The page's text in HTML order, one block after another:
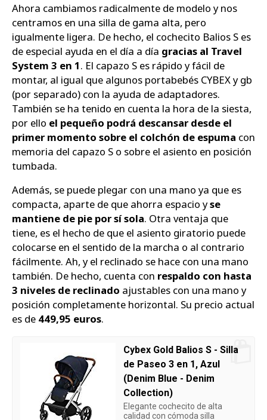
Ahora cambiamos radicalmente de modelo y nos
centramos en una silla de gama alta, pero
igualmente ligera. De hecho, el cochecito Balios S es
de especial ayuda en el día a día gracias al Travel
System 3 en 1. El capazo S es rápido y fácil de
montar, al igual que algunos portabebés CYBEX y gb
(por separado) con la ayuda de adaptadores.
También se ha tenido en cuenta la hora de la siesta,
por ello el pequeño podrá descansar desde el
primer momento sobre el colchón de espuma con
memoria del capazo S o sobre el asiento en posición
tumbada.
Además, se puede plegar con una mano ya que es
compacta, aparte de que ahorra espacio yse
mantiene de pie por sí sola. Otra ventaja que
tiene, es el hecho de que el asiento giratorio puede
colocarse en el sentido de la marcha o al contrario
fácilmente. Ah, y el reclinado se hace con una mano
también. De hecho, cuenta con respaldo con hasta
3 niveles de reclinado ajustables con una mano y
posición completamente horizontal. Su precio actual
es de 449,95 euros.
Cybex Gold Balios S - Silla
de Paseo 3 en 1, Azul
(Denim Blue - Denim
Collection)
Elegante cochecito de alta
calidad con cómoda silla